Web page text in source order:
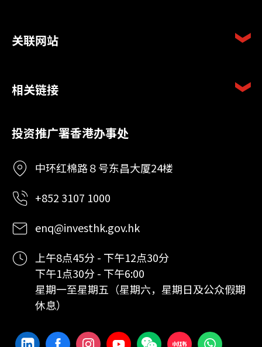
关联网站
相关链接
投资推广署香港办事处
中环红棉路８号东昌大厦24楼
+852 3107 1000
enq@investhk.gov.hk
上午8点45分 - 下午12点30分
下午1点30分 - 下午6:00
星期一至星期五（星期六，星期日及公众假期
休息）